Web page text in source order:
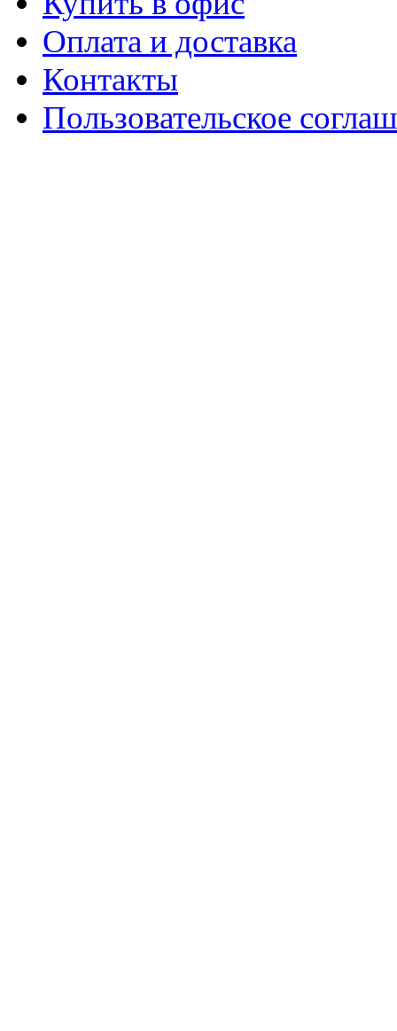
Оплата и доставка
Контакты
Пользовательское